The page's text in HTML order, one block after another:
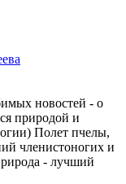
новостей - о
природой и
Полет пчелы,
членистоногих и
- лучший